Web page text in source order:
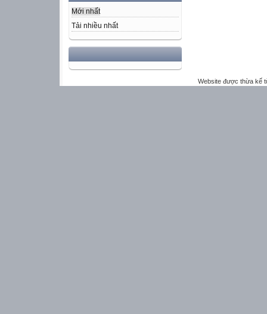
Mới nhất
Tải nhiều nhất
Website được thừa kế